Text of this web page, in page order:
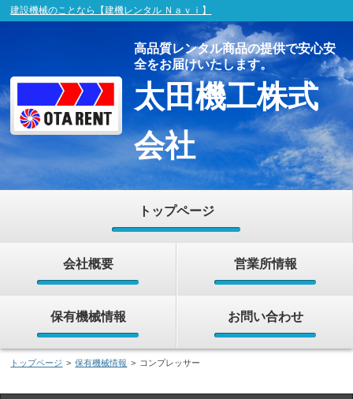
建設機械のことなら【建機レンタル Ｎａｖｉ】
高品質レンタル商品の提供で安心安
全をお届けいたします。
太田機工株式
会社
トップページ
会社概要 営業所情報
保有機械情報 お問い合わせ
トップページ > 保有機械情報 > コンプレッサー